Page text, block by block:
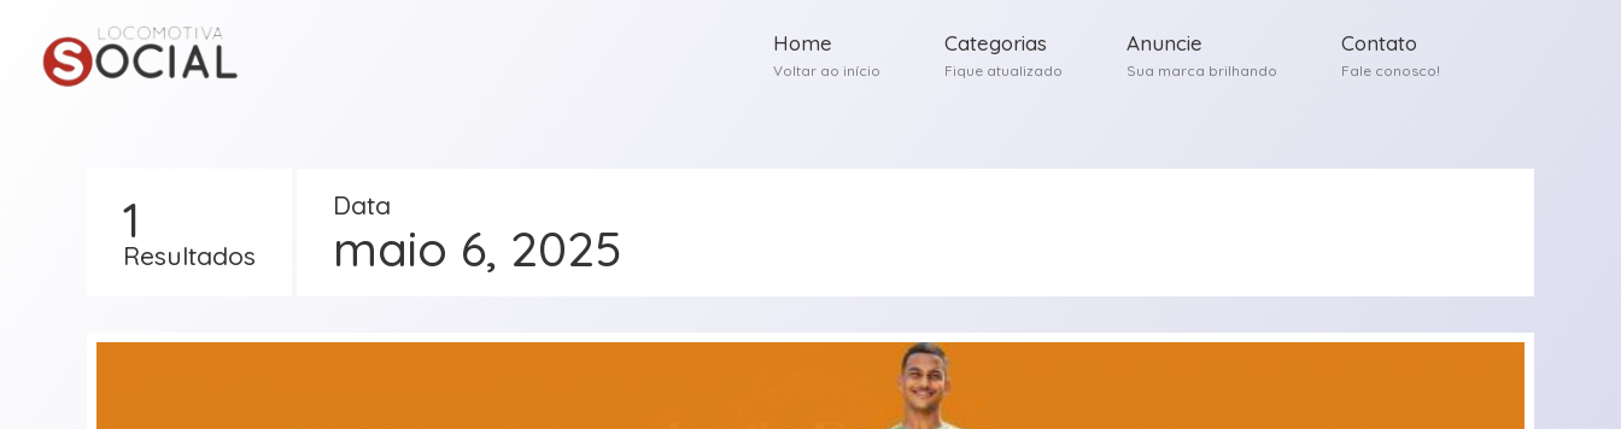
Home
Voltar ao início
Categorias
Fique atualizado
Anuncie
Sua marca brilhando
Contato
Fale conosco!
1
Resultados
Data
maio 6, 2025